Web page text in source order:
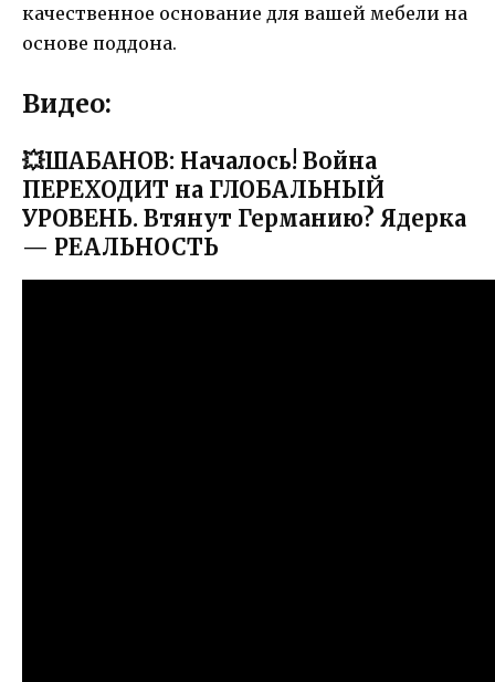
качественное основание для вашей мебели на
основе поддона.
Видео:
💥ШАБАНОВ: Началось! Война
ПЕРЕХОДИТ на ГЛОБАЛЬНЫЙ
УРОВЕНЬ. Втянут Германию? Ядерка
— РЕАЛЬНОСТЬ